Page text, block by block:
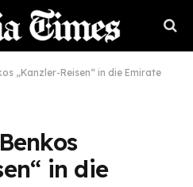
„Kanzler-Reisen“ in die Emirate
in die